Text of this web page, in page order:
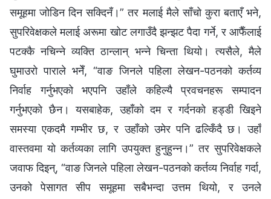
समूहमा जोडिन दिन सक्दिनँ।” तर मलाई मैले साँचो कुरा बताएँ भने,
सुपरिवेक्षकले मलाई अरूमा खोट लगाउँदै झन्झट पैदा गर्ने, र आफैँलाई
पटक्कै नचिन्ने व्यक्ति ठान्लान् भन्ने चिन्ता थियो। त्यसैले, मैले
घुमाउरो पाराले भनेँ, “वाङ जिनले पहिला लेखन-पठनको कर्तव्य
निर्वाह गर्नुभएको भएपनि उहाँले कहिल्यै प्रवचनहरू सम्पादन
गर्नुभएको छैन। यसबाहेक, उहाँको दम र गर्दनको हड्डी खिइने
समस्या एकदमै गम्भीर छ, र उहाँको उमेर पनि ढल्किँदै छ। उहाँ
वास्तवमा यो कर्तव्यका लागि उपयुक्त हुनुहुन्न।” तर सुपरिवेक्षकले
जवाफ दिइन्, “वाङ जिनले पहिला लेखन-पठनको कर्तव्य निर्वाह गर्दा,
उनको पेसागत सीप समूहमा सबैभन्दा उत्तम थियो, र उनले